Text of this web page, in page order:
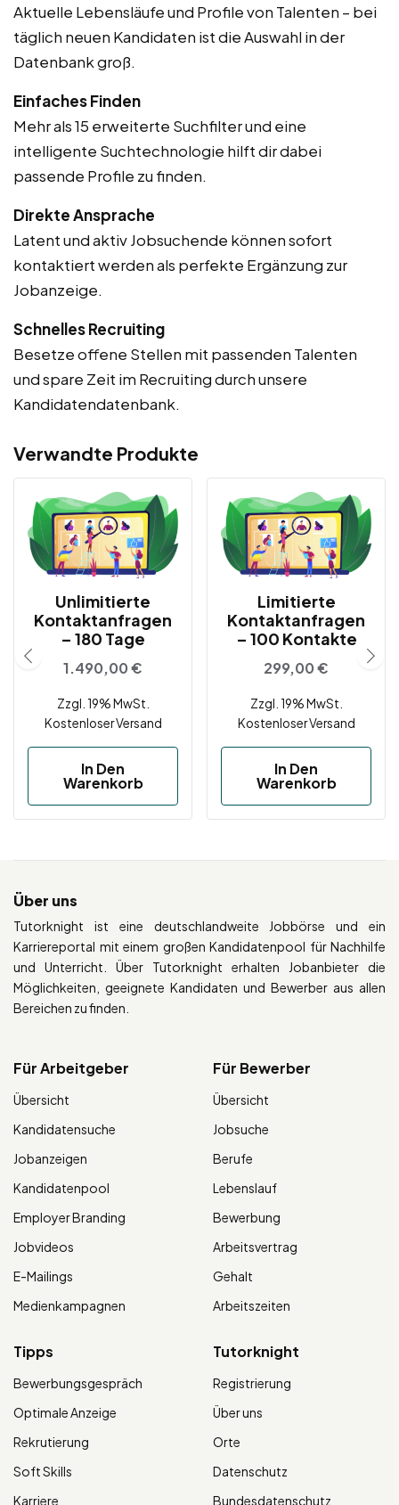
Aktuelle Lebensläufe und Profile von Talenten – bei
täglich neuen Kandidaten ist die Auswahl in der
Datenbank groß.
Einfaches Finden
Mehr als 15 erweiterte Suchfilter und eine
intelligente Suchtechnologie hilft dir dabei
passende Profile zu finden.
Direkte Ansprache
Latent und aktiv Jobsuchende können sofort
kontaktiert werden als perfekte Ergänzung zur
Jobanzeige.
Schnelles Recruiting
Besetze offene Stellen mit passenden Talenten
und spare Zeit im Recruiting durch unsere
Kandidatendatenbank.
Verwandte Produkte
Unlimitierte
Kontaktanfragen
– 180 Tage
1.490,00€
Zzgl. 19% MwSt.
Kostenloser Versand
In Den
Warenkorb
Limitierte
Kontaktanfragen
– 100 Kontakte
299,00€
Zzgl. 19% MwSt.
Kostenloser Versand
In Den
Warenkorb
Über uns
Tutorknight ist eine deutschlandweite Jobbörse und ein
Karriereportal mit einem großen Kandidatenpool für Nachhilfe
und Unterricht. Über Tutorknight erhalten Jobanbieter die
Möglichkeiten, geeignete Kandidaten und Bewerber aus allen
Bereichen zu finden.
Für Arbeitgeber
Übersicht
Kandidatensuche
Jobanzeigen
Kandidatenpool
Employer Branding
Jobvideos
E-Mailings
Medienkampagnen
Für Bewerber
Übersicht
Jobsuche
Berufe
Lebenslauf
Bewerbung
Arbeitsvertrag
Gehalt
Arbeitszeiten
Tipps
Bewerbungsgespräch
Optimale Anzeige
Rekrutierung
Soft Skills
Karriere
Tutorknight
Registrierung
Über uns
Orte
Datenschutz
Bundesdatenschutz